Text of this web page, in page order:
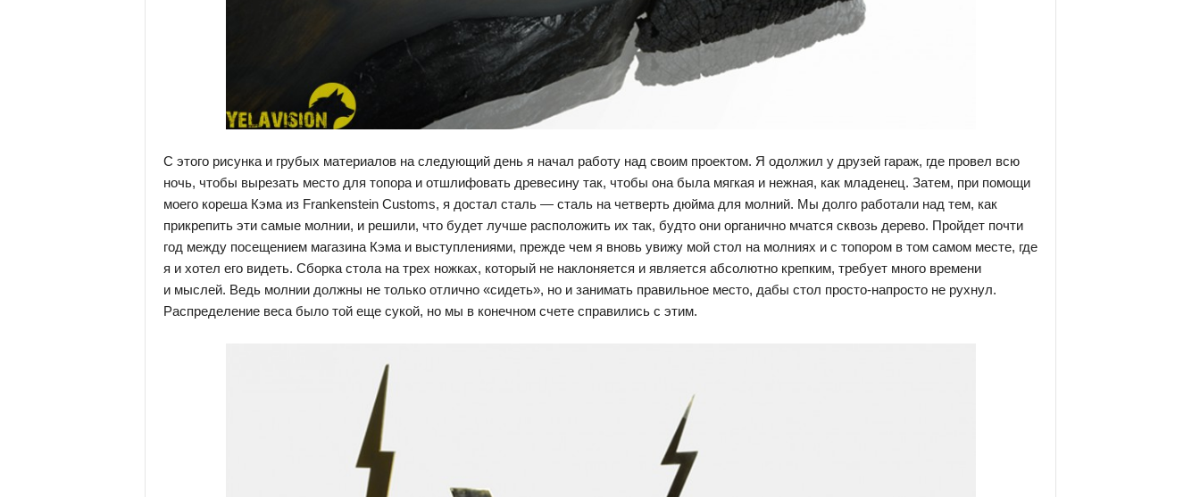
С этого рисунка и грубых материалов на следующий день я начал работу над своим проектом. Я одолжил у друзей гараж, где провел всю
ночь, чтобы вырезать место для топора и отшлифовать древесину так, чтобы она была мягкая и нежная, как младенец. Затем, при помощи
моего кореша Кэма из Frankenstein Customs, я достал сталь — сталь на четверть дюйма для молний. Мы долго работали над тем, как
прикрепить эти самые молнии, и решили, что будет лучше расположить их так, будто они органично мчатся сквозь дерево. Пройдет почти
год между посещением магазина Кэма и выступлениями, прежде чем я вновь увижу мой стол на молниях и с топором в том самом месте, где
я и хотел его видеть. Сборка стола на трех ножках, который не наклоняется и является абсолютно крепким, требует много времени
и мыслей. Ведь молнии должны не только отлично «сидеть», но и занимать правильное место, дабы стол просто-напросто не рухнул.
Распределение веса было той еще сукой, но мы в конечном счете справились с этим.